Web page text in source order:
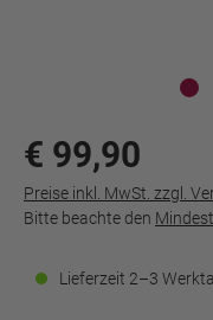
€ 99,90
Preise inkl. MwSt. zzgl.
Bitte beachte den
Lieferzeit 2–3